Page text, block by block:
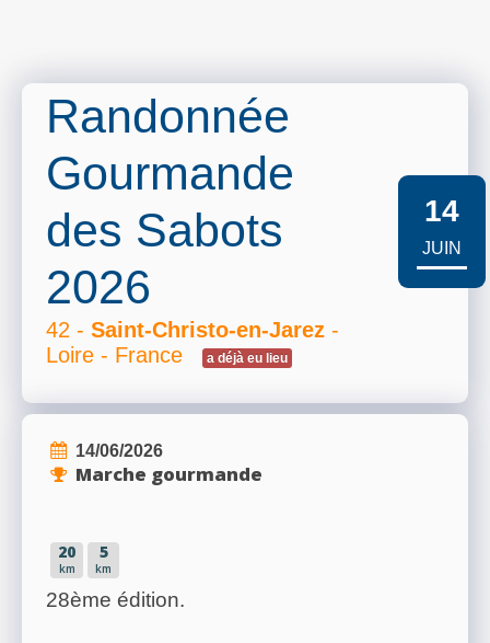
Randonnée
Gourmande
des Sabots
2026
42 - Saint-Christo-en-Jarez -
Loire - France
a déjà eu lieu
14
JUIN
14/06/2026
Marche gourmande
20
km
5
km
28ème édition.